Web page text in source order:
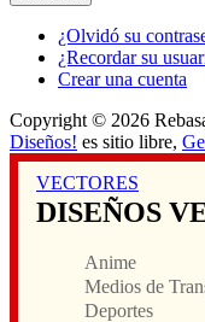
¿Olvidó su
¿Recordar su
Crear una cuenta
Copyright © 2026
Diseños! es sitio libre,
VECTORES
DISEÑOS
Anime
Medios de
Deportes